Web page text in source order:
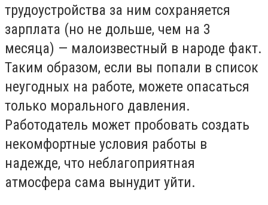
трудоустройства за ним сохраняется
зарплата (но не дольше, чем на 3
месяца) — малоизвестный в народе факт.
Таким образом, если вы попали в список
неугодных на работе, можете опасаться
только морального давления.
Работодатель может пробовать создать
некомфортные условия работы в
надежде, что неблагоприятная
атмосфера сама вынудит уйти.